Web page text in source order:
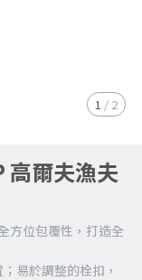
1 / 2
高爾夫漁夫
方位包覆性，打造全
易於調整的栓扣，